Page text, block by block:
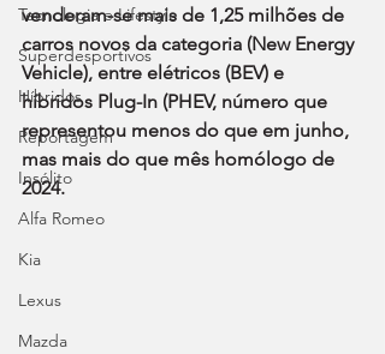
Tecnologia e Lifestyle
Superdesportivos
Híbridos
Reportagem
Insólito
Alfa Romeo
Kia
Lexus
Mazda
venderam-se mais de 1,25 milhões de
carros novos da categoria (New Energy
Vehicle), entre elétricos (BEV) e
híbridos Plug-In (PHEV, número que
representou menos do que em junho,
mas mais do que mês homólogo de
2024.